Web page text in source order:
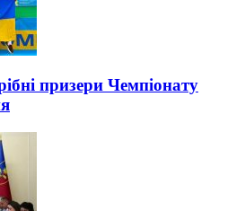
призери Чемпіонату